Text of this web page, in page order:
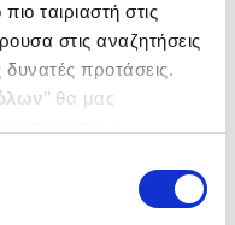
ταιριαστή στις
στις αναζητήσεις
προτάσεις.
’’ θα μας
τα παρακάτω με την
σχετικά με